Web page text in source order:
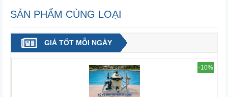
SẢN PHẨM CÙNG LOẠI
GIÁ TỐT MỖI NGÀY
-10%